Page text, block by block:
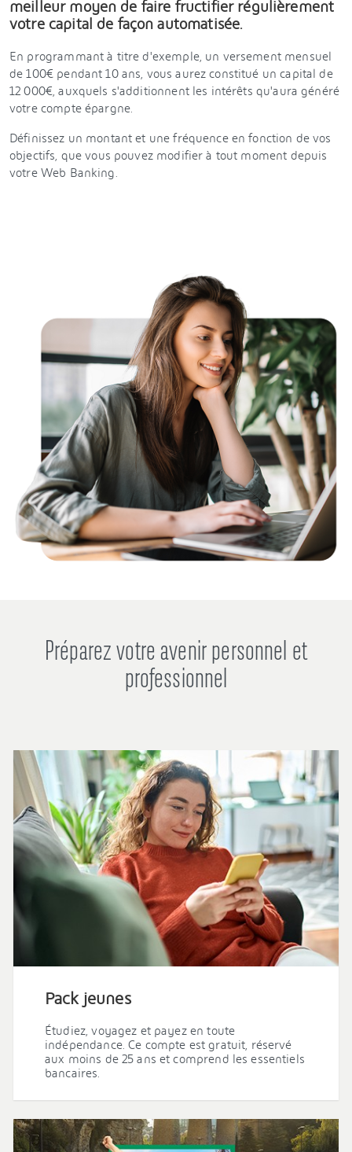
meilleur moyen de faire fructifier régulièrement
votre capital de façon automatisée.
En programmant à titre d'exemple, un versement mensuel
de 100€ pendant 10 ans, vous aurez constitué un capital de
12 000€, auxquels s'additionnent les intérêts qu'aura généré
votre compte épargne.
Définissez un montant et une fréquence en fonction de vos
objectifs, que vous pouvez modifier à tout moment depuis
votre Web Banking.
Préparez votre avenir personnel et
professionnel
Pack jeunes
Étudiez, voyagez et payez en toute
indépendance. Ce compte est gratuit, réservé
aux moins de 25 ans et comprend les essentiels
bancaires.